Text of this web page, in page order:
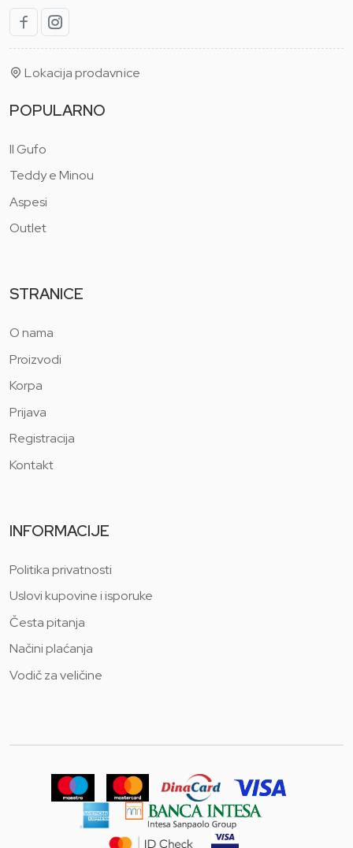
Lokacija prodavnice
POPULARNO
Il Gufo
Teddy e Minou
Aspesi
Outlet
STRANICE
O nama
Proizvodi
Korpa
Prijava
Registracija
Kontakt
INFORMACIJE
Politika privatnosti
Uslovi kupovine i isporuke
Česta pitanja
Načini plaćanja
Vodič za veličine